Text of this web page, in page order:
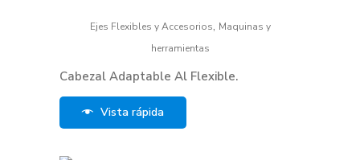
Ejes Flexibles y Accesorios, Maquinas y
herramientas
Cabezal Adaptable Al Flexible.
Vista rápida